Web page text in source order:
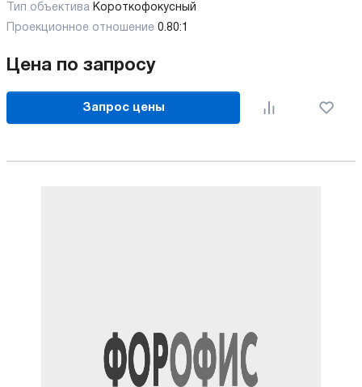
Тип объектива Короткофокусный
Проекционное отношение 0.80:1
Цена по запросу
Запрос цены